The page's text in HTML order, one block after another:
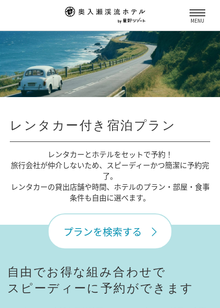
MENU
レンタカー付き宿泊プラン
レンタカーとホテルをセットで予約！
旅行会社が仲介しないため、
スピーディーかつ簡潔に予約完
了。
レンタカーの貸出店舗や時間、 ホテルのプラン・部屋・食事
条件も自由に選べます。
プランを検索する
自由でお得な組み合わせで
スピーディーに予約ができます